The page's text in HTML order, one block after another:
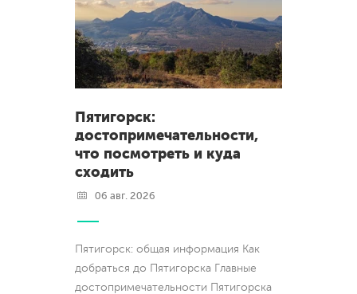
Пятигорск:
достопримечательности,
что посмотреть и куда
сходить
06 авг. 2026
Пятигорск: общая информация Как
добраться до Пятигорска Главные
достопримечательности Пятигорска